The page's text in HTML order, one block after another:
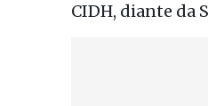
CIDH, diante da